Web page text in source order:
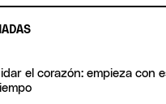
el corazón: empieza con